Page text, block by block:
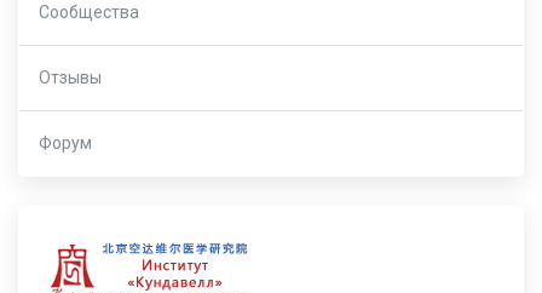
Сообщества
Отзывы
Форум